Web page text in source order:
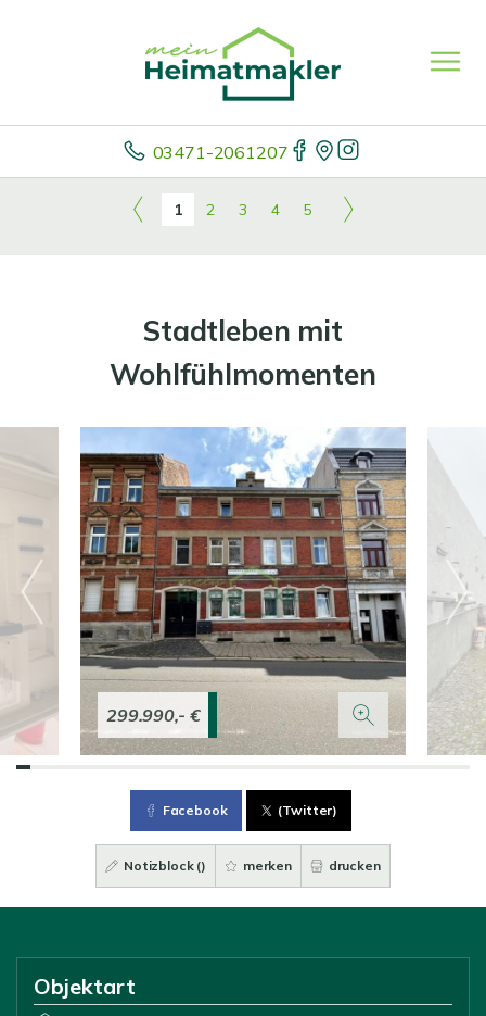
03471-2061207
1 2 3 4 5
Stadtleben mit
Wohlfühlmomenten
299.990,- €
Facebook (Twitter)
Notizblock () merken drucken
Objektart